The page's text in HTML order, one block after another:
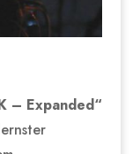
– Expanded“